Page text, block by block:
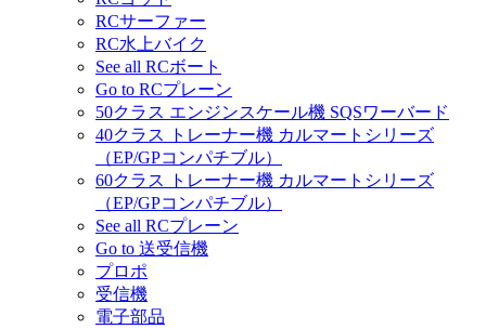
RCサーファー
RC水上バイク
See all RCボート
Go to RCプレーン
50クラス エンジンスケール機 SQSワーバード
40クラス トレーナー機 カルマートシリーズ
（EP/GPコンパチブル）
60クラス トレーナー機 カルマートシリーズ
（EP/GPコンパチブル）
See all RCプレーン
Go to 送受信機
プロポ
受信機
電子部品